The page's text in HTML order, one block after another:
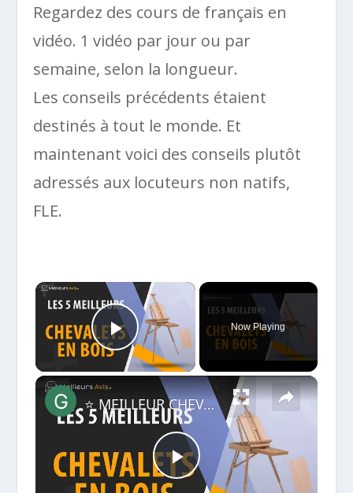
Regardez des cours de français en
vidéo. 1 vidéo par jour ou par
semaine, selon la longueur.
Les conseils précédents étaient
destinés à tout le monde. Et
maintenant voici des conseils plutôt
adressés aux locuteurs non natifs,
FLE.
×
Play Video
Now Playing
×
Play
⭐️ MEILLEUR CHEVALET EN BOIS - Comparatif 2024